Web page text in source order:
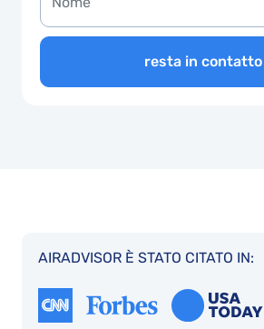
resta in contatto
AIRADVISOR È STATO CITATO IN: